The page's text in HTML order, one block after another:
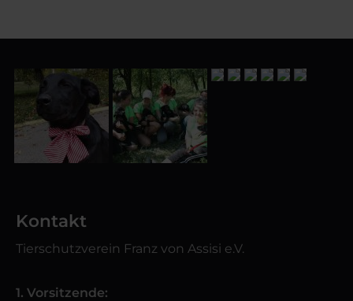
Kontakt
Tierschutzverein Franz von Assisi e.V.
1. Vorsitzende: